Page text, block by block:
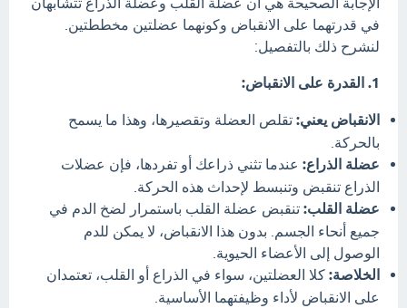
في قدرتهما على الانقباض وكونهما عضلتين مخططتين.
لنشرح ذلك بالتفصيل:
1. القدرة على الانقباض:
الانقباض يعني: تقلص العضلة وتقصيرها، وهذا ما يسمح
بالحركة.
عضلة الذراع: عندما تثني ذراعك أو تفردها، فإن عضلات
الذراع تنقبض وتنبسط لإحداث هذه الحركة.
عضلة القلب: تنقبض عضلة القلب باستمرار لضخ الدم في
جميع أنحاء الجسم. بدون هذا الانقباض، لا يمكن للدم
الوصول إلى الأعضاء الحيوية.
الخلاصة: كلا العضلتين، سواء في الذراع أو القلب، تعتمدان
على الانقباض لأداء وظيفتهما الأساسية.